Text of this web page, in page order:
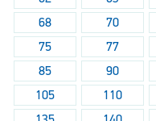
68
70
75
77
85
90
105
110